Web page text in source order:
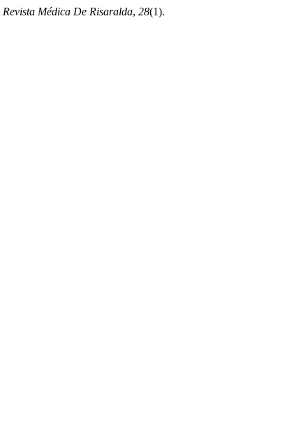
Revista Médica De Risaralda, 28(1).